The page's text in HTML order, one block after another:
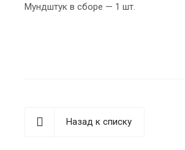
Мундштук в сборе — 1 шт.
Назад к списку